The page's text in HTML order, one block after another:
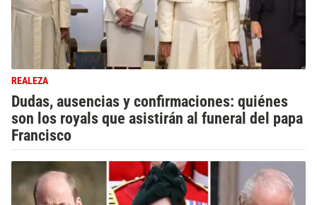
REALEZA
Dudas, ausencias y confirmaciones: quiénes
son los royals que asistirán al funeral del papa
Francisco